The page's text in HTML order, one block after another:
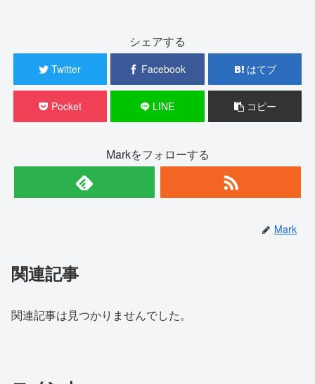
シェアする
Twitter Facebook はてブ
Pocket LINE コピー
Markをフォローする
Mark
関連記事
関連記事は見つかりませんでした。